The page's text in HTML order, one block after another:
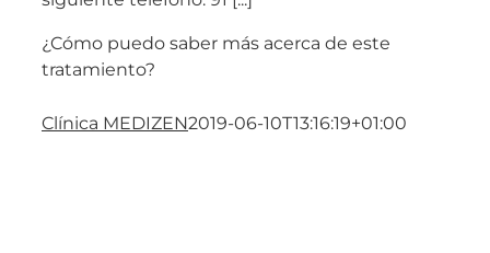
¿Cómo puedo saber más acerca de este
tratamiento?
Clínica MEDIZEN2019-06-10T13:16:19+01:00